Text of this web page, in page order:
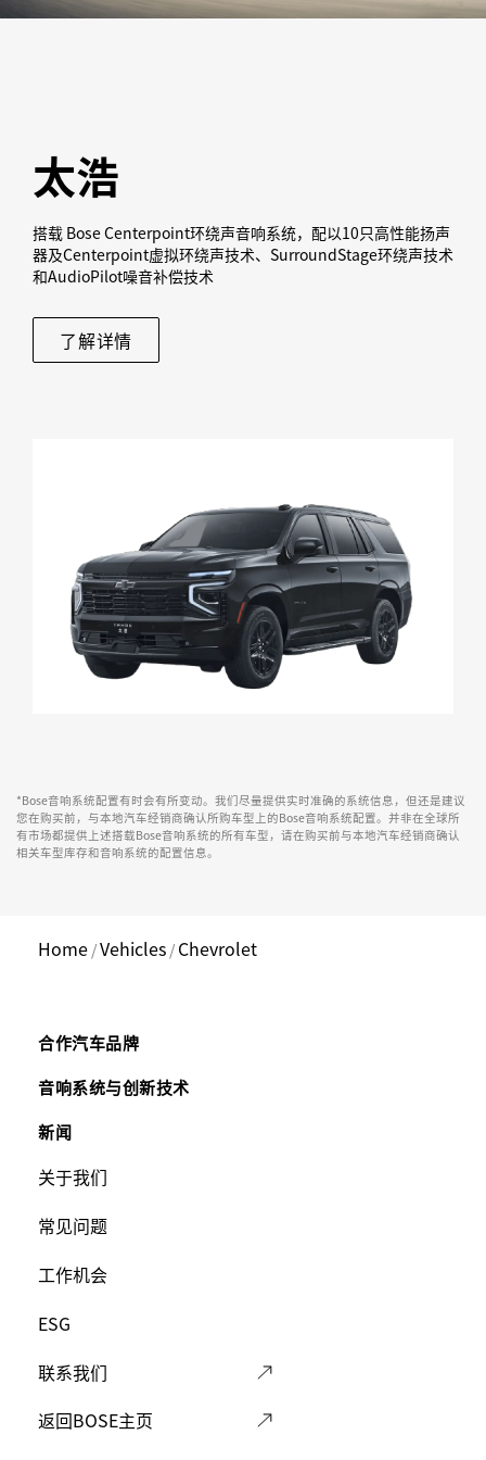
太浩
搭载 Bose Centerpoint环绕声音响系统，配以10只高性能扬声
器及Centerpoint虚拟环绕声技术、SurroundStage环绕声技术
和AudioPilot噪音补偿技术
了解详情
*Bose音响系统配置有时会有所变动。我们尽量提供实时准确的系统信息，但还是建议
您在购买前，与本地汽车经销商确认所购车型上的Bose音响系统配置。并非在全球所
有市场都提供上述搭载Bose音响系统的所有车型，请在购买前与本地汽车经销商确认
相关车型库存和音响系统的配置信息。
Home /Vehicles/ Chevrolet
Main
Footer
Menu
合作汽车品牌
音响系统与创新技术
新闻
Footer
Menu
关于我们
常见问题
工作机会
ESG
联系我们
返回BOSE主页